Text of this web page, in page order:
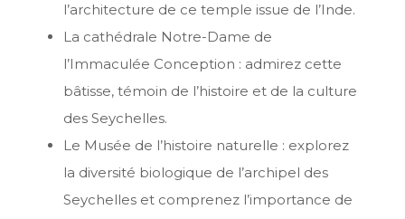
l’architecture de ce temple issue de l’Inde.
La cathédrale Notre-Dame de
l’Immaculée Conception : admirez cette
bâtisse, témoin de l’histoire et de la culture
des Seychelles.
Le Musée de l’histoire naturelle : explorez
la diversité biologique de l’archipel des
Seychelles et comprenez l’importance de